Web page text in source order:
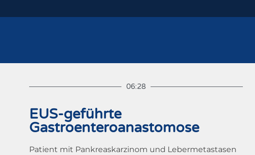
06:28
EUS-geführte
Gastroenteroanastomose
Patient mit Pankreaskarzinom und Lebermetastasen